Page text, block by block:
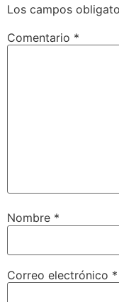
Los campos
Comentario *
Nombre *
Correo electrónico *